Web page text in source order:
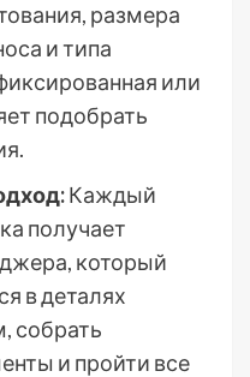
размера
и типа
или
подобрать
Каждый
получает
который
в деталях
собрать
и пройти все